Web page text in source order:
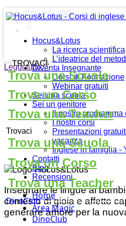
Hocus&Lotus
La ricerca scientifica
L’ideatrice del
Diventa Insegnante
Corsi di Formazione
Webinar gratuiti
Sei una scuola
Sei un genitore
Il nostro programma
I nostri corsi
Presentazioni
vacanza
Inglese in famiglia -
Contatti
Blog
Recensioni
Home
Area Magic
DinoClub
TROVACI
Trova una Scuola
Trova un Corso
Trova una Teacher
Trovaci
Trova una Scuola
Trova un Corso
Trova una Teacher
DinoClub
Hocus&Lotus
Leggi tutto""
Insegnare le lingue ai
contesto di gioia e affetto
generare amore per la